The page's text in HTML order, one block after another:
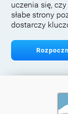
uczenia się,
słabe strony
dostarczy